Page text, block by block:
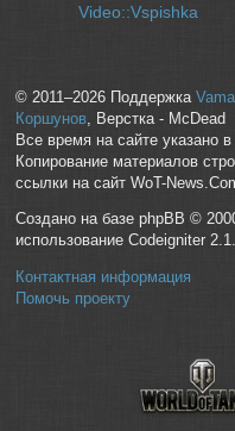
Video::Vspishka
© 2011–2026 Поддержка
Коршунов, Верстка - McDead
Все время на сайте указано в
Копирование материалов
ссылки на сайт WoT-
Создано на базе phpBB ©
использование Codeigniter
Контактная информация
Помочь проекту